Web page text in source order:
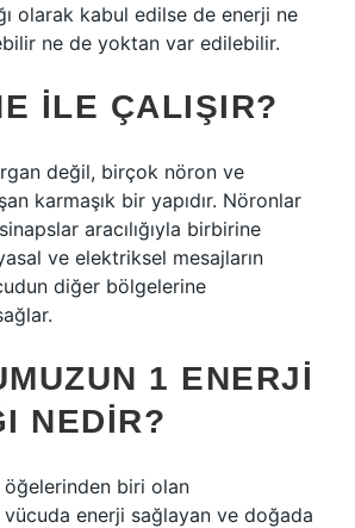
olarak kabul edilse de enerji ne
ne de yoktan var edilebilir.
ILE ÇALIŞIR?
değil, birçok nöron ve
karmaşık bir yapıdır. Nöronlar
aracılığıyla birbirine
ve elektriksel mesajların
diğer bölgelerine
1 ENERJI
NEDIR?
öğelerinden biri olan
enerji sağlayan ve doğada